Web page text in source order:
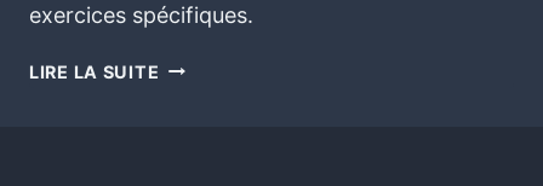
exercices spécifiques.
LIRE LA SUITE